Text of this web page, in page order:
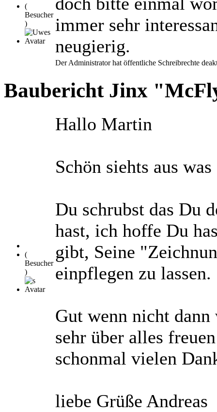
(
Besucher
)
immer sehr
neugierig.
Der Administrator hat öffentliche Schreibrechte
Baubericht Jinx
(
Besucher
)
Hallo Martin
Schön siehts aus
Du schrubst das Du
hast, ich hoffe Du
gibt, Seine
einpflegen zu lassen.
Gut wenn nicht
sehr über alles
schonmal vielen
liebe Grüße Andreas